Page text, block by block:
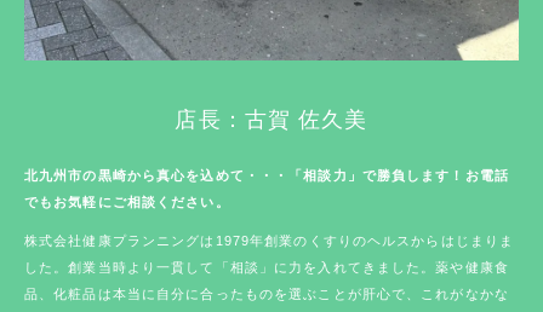
店長：古賀 佐久美
北九州市の黒崎から真心を込めて・・・「相談力」で勝負します！お電話
でもお気軽にご相談ください。
株式会社健康プランニングは1979年創業のくすりのヘルスからはじまりま
した。創業当時より一貫して「相談」に力を入れてきました。薬や健康食
品、化粧品は本当に自分に合ったものを選ぶことが肝心で、これがなかな